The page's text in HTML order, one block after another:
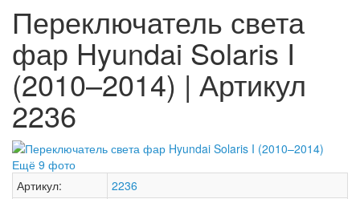
Переключатель света
фар Hyundai Solaris I
(2010–2014) | Артикул
2236
Ещё 9 фото
Артикул:
2236